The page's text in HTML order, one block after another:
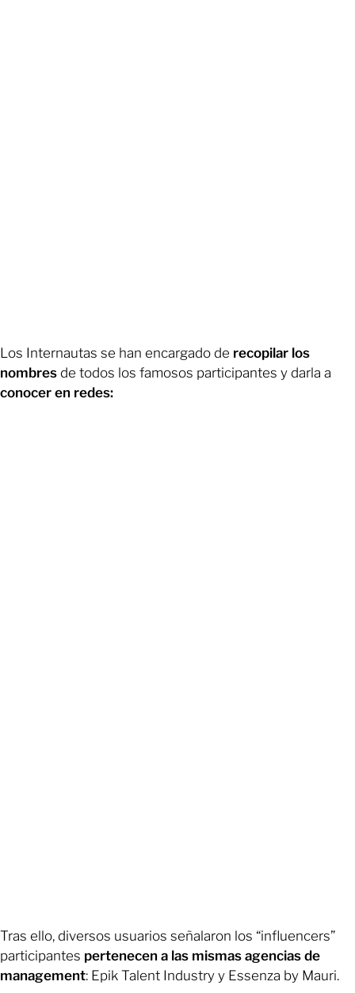
Los Internautas se han encargado de recopilar los
nombres de todos los famosos participantes y darla a
conocer en redes:
Tras ello, diversos usuarios señalaron los “influencers”
participantes pertenecen a las mismas agencias de
management: Epik Talent Industry y Essenza by Mauri.